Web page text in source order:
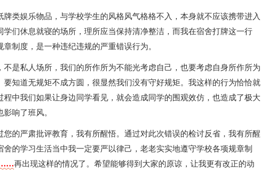
牌类娱乐物品，与学校学生的风格风气格格不入，本身就不应该携带进入
学们休息就寝的场所，理所应当保持清净整洁，而我在宿舍打牌这一行
制度，是一种违纪违规的严重错误行为。
不是私人场所，我们的所作所为不能光考虑自己，也要考虑自身所作所为
要知道无规矩不成方圆，很显然我们没有守好规矩。我这样的行为恰恰就
程中我们如果让身边同学看见，就会造成同学的围观效仿，也造成了极大
响了班风。
您的严肃批评教育，我有所醒悟。通过对此次错误的检讨反省，我有所醒
的学习生活当中我一定要严以律己，老老实实地遵守学校各项规章制
……再出现这样的情况了。希望能够得到大家的原谅，让我更有改正的动